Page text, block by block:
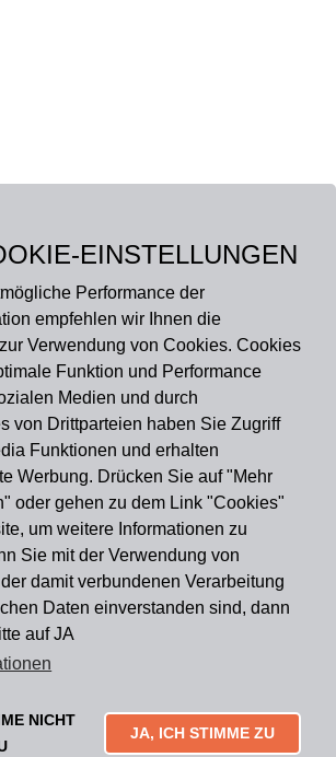
EINSTELLUNGEN
Performance der
empfehlen wir Ihnen die
Verwendung von Cookies. Cookies
Funktion und Performance
Medien und durch
von Drittparteien haben Sie Zugriff
Funktionen und erhalten
Werbung. Drücken Sie auf "Mehr
oder gehen zu dem Link "Cookies"
um weitere Informationen zu
Sie mit der Verwendung von
damit verbundenen Verarbeitung
Daten einverstanden sind, dann
auf JA
NICHT
JA, ICH STIMME ZU
Impressum Datenschutz
Cookies
der Manufakturen. Alle rechte vorbehalten